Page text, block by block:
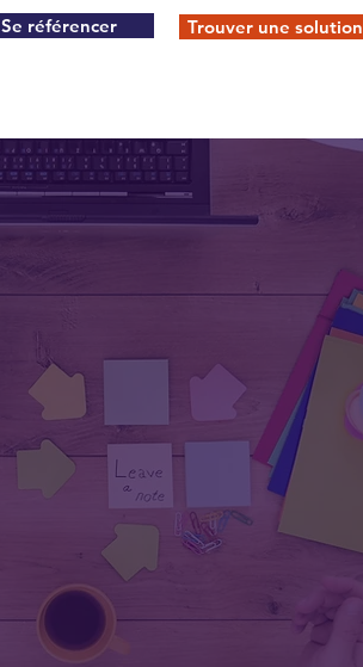
Se référencer Trouver une solution